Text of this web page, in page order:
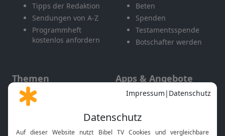
Tipps der Redaktion
Sendungen von A-Z
Programmheft
kostenlos anfordern
Beten
Spenden
Testamentsspende
Botschafter werden
Themen
Gott und Bibel erklärt
Apps & Angebote
Mobile App